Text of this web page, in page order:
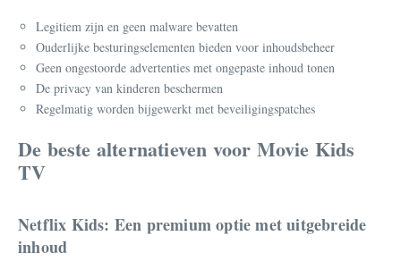
Legitiem zijn en geen malware bevatten
Ouderlijke besturingselementen bieden voor inhoudsbeheer
Geen ongestoorde advertenties met ongepaste inhoud tonen
De privacy van kinderen beschermen
Regelmatig worden bijgewerkt met beveiligingspatches
De beste alternatieven voor Movie Kids
TV
Netflix Kids: Een premium optie met uitgebreide
inhoud